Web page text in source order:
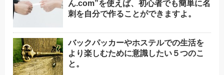
ん.com”を使えば、初心者でも簡単に名
刺を自分で作ることができますよ。
バックパッカーやホステルでの生活を
より楽しむために意識したい５つのこ
と。